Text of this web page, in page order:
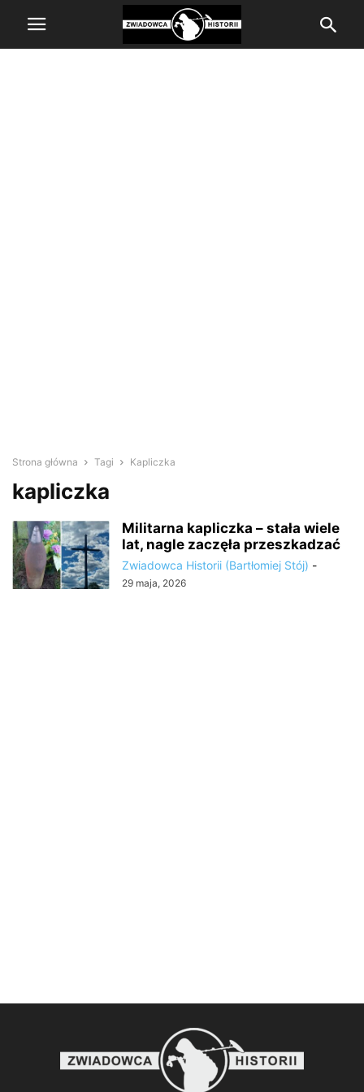
Strona główna Tagi Kapliczka
kapliczka
Militarna kapliczka – stała wiele
lat, nagle zaczęła przeszkadzać
Zwiadowca Historii (Bartłomiej Stój) -
29 maja, 2026